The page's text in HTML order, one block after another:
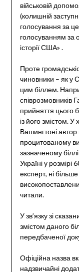
військовій
(колишній
голосування за
голосуванням за
історії США» .
Проте
чиновники – як у
цим біллем.
співрозмовників
прийняття цього
із його змістом. У
Вашингтоні автор
процитованому
зазначеному
Україні у
експерт, ні
читали.
У зв’язку зі
змістом даного
передбаченої
Офіційна назва
надзвичайні